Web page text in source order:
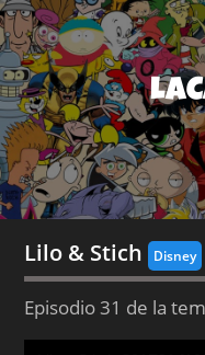
Lilo & Stich Disney
Episodio 31 de la